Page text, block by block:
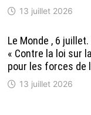
13 juillet 2026
Le Monde , 6
« Contre la loi sur
pour les forces de
13 juillet 2026